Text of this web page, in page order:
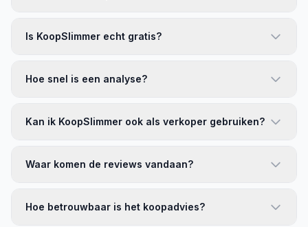
Is KoopSlimmer echt gratis?
Hoe snel is een analyse?
Kan ik KoopSlimmer ook als verkoper gebruiken?
Waar komen de reviews vandaan?
Hoe betrouwbaar is het koopadvies?